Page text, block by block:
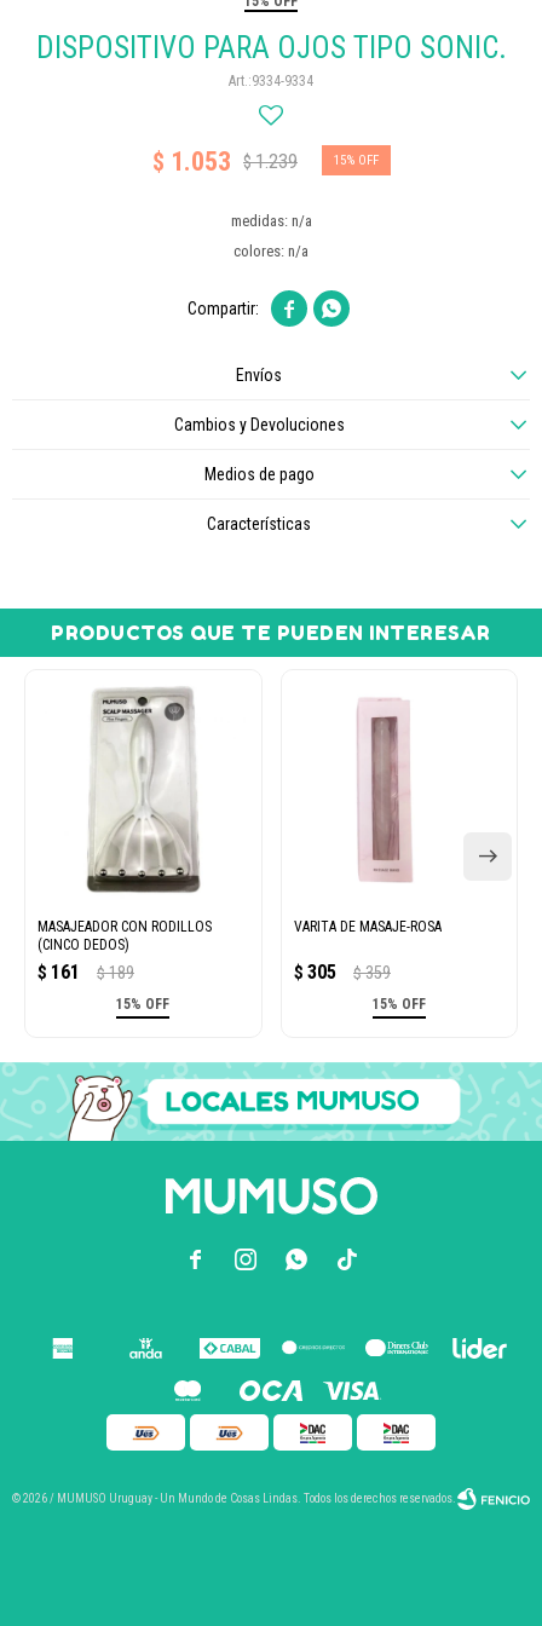
DISPOSITIVO PARA OJOS TIPO SONIC.
9334-9334
$ 1.053 $1.239 15
medidas: n/a
colores: n/a
 
Envíos
Cambios y Devoluciones
Medios de pago
Características
PRODUCTOS QUE TE PUEDEN INTERESAR
MASAJEADOR CON RODILLOS
(CINCO DEDOS)
$ 161 $ 189
15% OFF
VARITA DE MASAJE-ROSA
$ 305 $ 359
15% OFF
  
© 2026 / MUMUSO Uruguay - Un Mundo de Cosas Lindas. Todos los derechos reservados.